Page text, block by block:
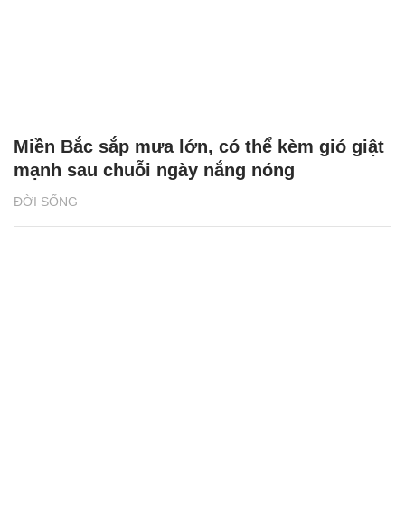
ĐỜI SỐNG
Miền Bắc sắp mưa lớn, có thể kèm gió giật
mạnh sau chuỗi ngày nắng nóng